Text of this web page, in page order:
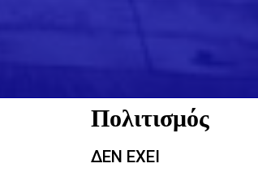
Πολιτισμός
ΔΕΝ ΕΧΕΙ